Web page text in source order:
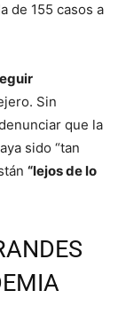
de 155 casos a
Sin
que la
sido “tan
“lejos de lo